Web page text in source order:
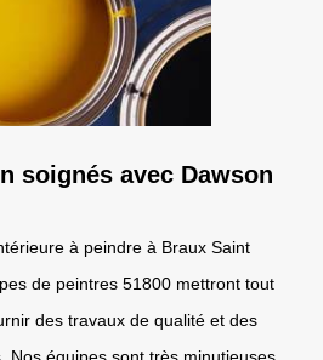
soignés avec Dawson
à peindre à Braux Saint
de peintres 51800 mettront tout
des travaux de qualité et des
Nos équipes sont très minutieuses